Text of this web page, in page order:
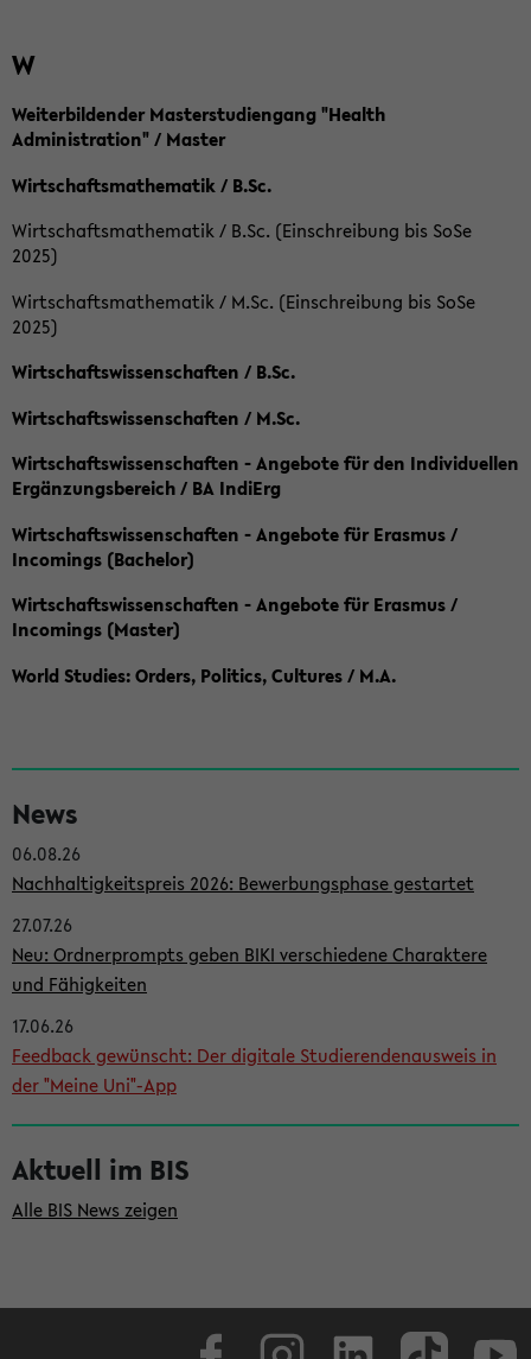
W
Weiterbildender Masterstudiengang "Health
Administration" / Master
Wirtschaftsmathematik / B.Sc.
Wirtschaftsmathematik / B.Sc. (Einschreibung bis SoSe
2025)
Wirtschaftsmathematik / M.Sc. (Einschreibung bis SoSe
2025)
Wirtschaftswissenschaften / B.Sc.
Wirtschaftswissenschaften / M.Sc.
Wirtschaftswissenschaften - Angebote für den Individuellen
Ergänzungsbereich / BA IndiErg
Wirtschaftswissenschaften - Angebote für Erasmus /
Incomings (Bachelor)
Wirtschaftswissenschaften - Angebote für Erasmus /
Incomings (Master)
World Studies: Orders, Politics, Cultures / M.A.
e
i
t
e
n
l
e
i
s
t
e
News
06.08.26
Nachhaltigkeitspreis 2026: Bewerbungsphase gestartet
27.07.26
Neu: Ordnerprompts geben BIKI verschiedene Charaktere
und Fähigkeiten
17.06.26
Feedback gewünscht: Der digitale Studierendenausweis in
der "Meine Uni"-App
Aktuell im BIS
Alle BIS News zeigen